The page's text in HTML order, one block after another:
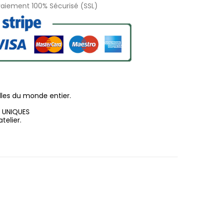
100% Sécurisé (SSL)
du monde entier.